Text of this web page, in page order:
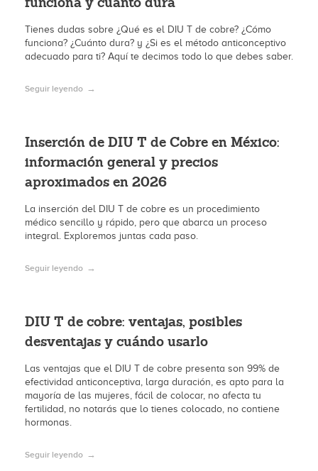
Tienes dudas sobre ¿Qué es el DIU T de cobre? ¿Cómo
funciona? ¿Cuánto dura? y ¿Si es el método anticonceptivo
adecuado para ti? Aquí te decimos todo lo que debes saber.
Seguir leyendo
Inserción de DIU T de Cobre en México:
información general y precios
aproximados en 2026
La inserción del DIU T de cobre es un procedimiento
médico sencillo y rápido, pero que abarca un proceso
integral. Exploremos juntas cada paso.
Seguir leyendo
DIU T de cobre: ventajas, posibles
desventajas y cuándo usarlo
Las ventajas que el DIU T de cobre presenta son 99% de
efectividad anticonceptiva, larga duración, es apto para la
mayoría de las mujeres, fácil de colocar, no afecta tu
fertilidad, no notarás que lo tienes colocado, no contiene
hormonas.
Seguir leyendo